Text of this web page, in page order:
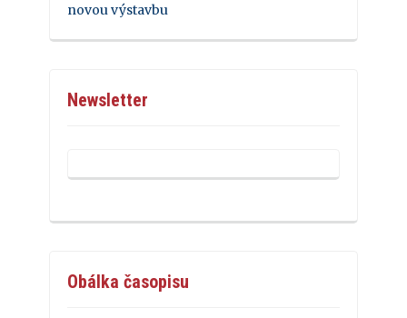
novou výstavbu
Newsletter
Obálka časopisu